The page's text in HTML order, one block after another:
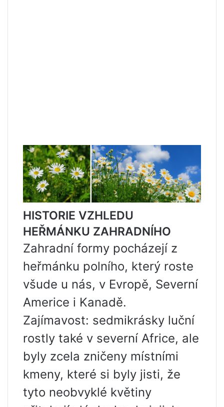
HISTORIE VZHLEDU
HEŘMÁNKU ZAHRADNÍHO
Zahradní formy pocházejí z
heřmánku polního, který roste
všude u nás, v Evropě, Severní
Americe i Kanadě.
Zajímavost: sedmikrásky luční
rostly také v severní Africe, ale
byly zcela zničeny místními
kmeny, které si byly jisti, že
tyto neobvyklé květiny